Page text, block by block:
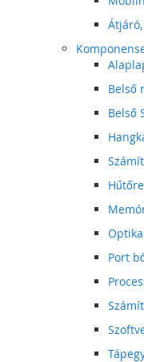
Belső
Belső
Port